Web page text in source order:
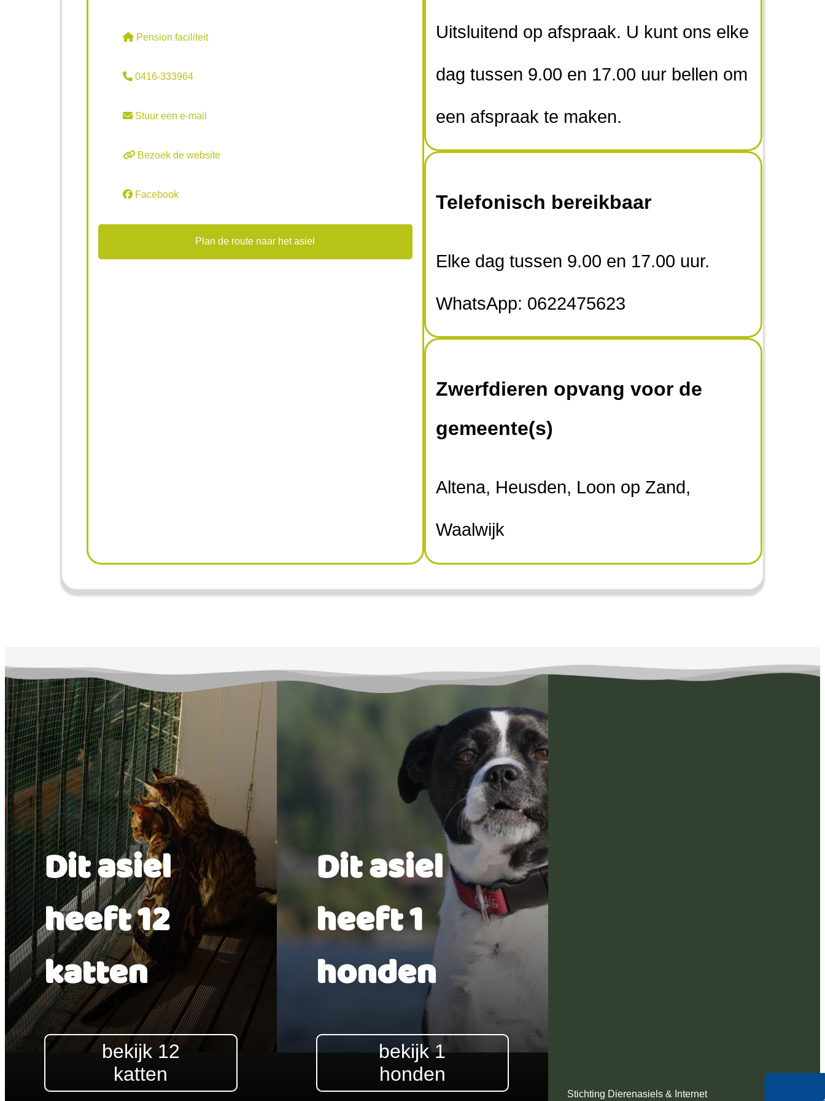
Pension faciliteit
0416-333964
Stuur een e-mail
Bezoek de website
Facebook
Plan de route naar het asiel
Uitsluitend op afspraak. U kunt ons elke
dag tussen 9.00 en 17.00 uur bellen om
een afspraak te maken.
Telefonisch bereikbaar
Elke dag tussen 9.00 en 17.00 uur.
WhatsApp: 0622475623
Zwerfdieren opvang voor de
gemeente(s)
Altena, Heusden, Loon op Zand,
Waalwijk
Dit asiel
heeft 12
katten
bekijk 12
katten
Dit asiel
heeft 1
honden
bekijk 1
honden
Stichting Dierenasiels & Internet